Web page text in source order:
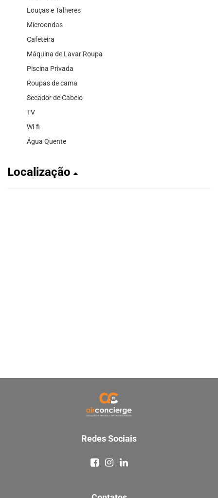
Louças e Talheres
Microondas
Cafeteira
Máquina de Lavar Roupa
Piscina Privada
Roupas de cama
Secador de Cabelo
TV
Wi-fi
Água Quente
Localização
Redes Sociais